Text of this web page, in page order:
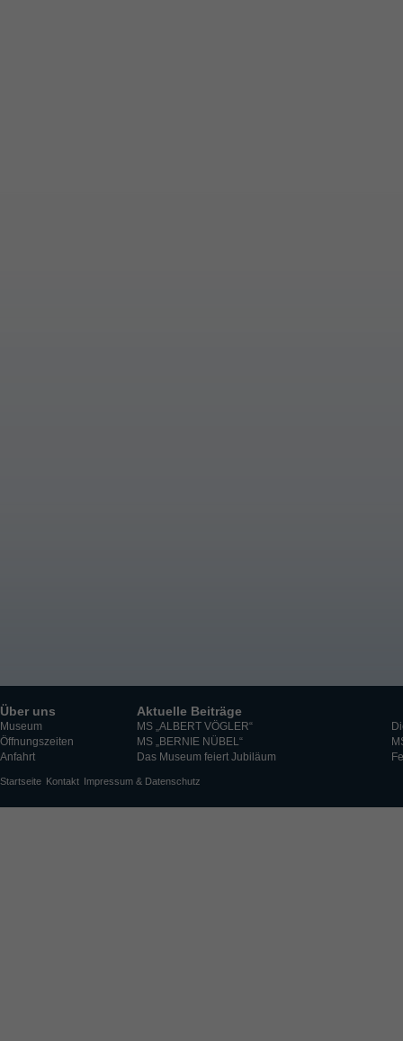
Über uns
Museum
Öffnungszeiten
Anfahrt
Aktuelle Beiträge
MS „ALBERT VÖGLER“
MS „BERNIE NÜBEL“
Das Museum feiert Jubiläum
Startseite Kontakt Impressum & Datenschutz